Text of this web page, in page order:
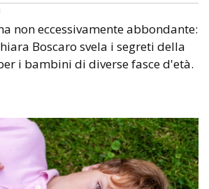
non eccessivamente abbondante:
Boscaro svela i segreti della
i bambini di diverse fasce d'età.